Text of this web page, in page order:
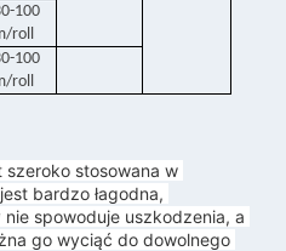
100
roll
100
roll
szeroko stosowana w
bardzo łagodna,
spowoduje uszkodzenia, a
go wyciąć do dowolnego